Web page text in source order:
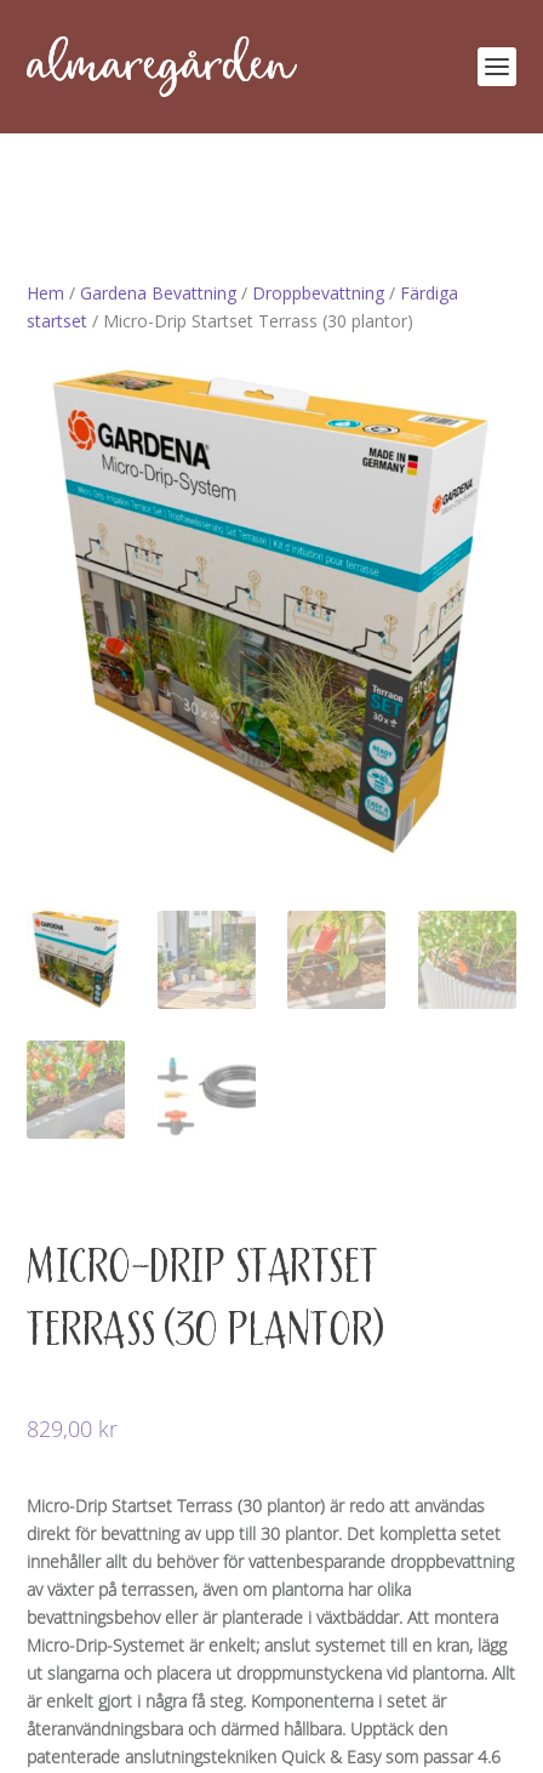
Hem / Gardena Bevattning / Droppbevattning / Färdiga
startset / Micro-Drip Startset Terrass (30 plantor)
MICRO-DRIP STARTSET
TERRASS (30 PLANTOR)
829,00 kr
Micro-Drip Startset Terrass (30 plantor) är redo att användas
direkt för bevattning av upp till 30 plantor. Det kompletta setet
innehåller allt du behöver för vattenbesparande droppbevattning
av växter på terrassen, även om plantorna har olika
bevattningsbehov eller är planterade i växtbäddar. Att montera
Micro-Drip-Systemet är enkelt; anslut systemet till en kran, lägg
ut slangarna och placera ut droppmunstyckena vid plantorna. Allt
är enkelt gjort i några få steg. Komponenterna i setet är
återanvändningsbara och därmed hållbara. Upptäck den
patenterade anslutningstekniken Quick & Easy som passar 4.6